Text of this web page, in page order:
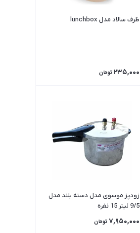
ظرف سالاد مدل lunchbox
235,000 تومان
زودپز موسوی مدل دسته بلند مدل
9/5 لیتر 15 نفره
7,950,000 تومان